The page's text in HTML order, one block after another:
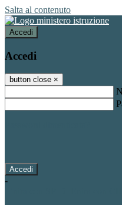
Salta al contenuto
Accedi
Accedi
button close ×
-